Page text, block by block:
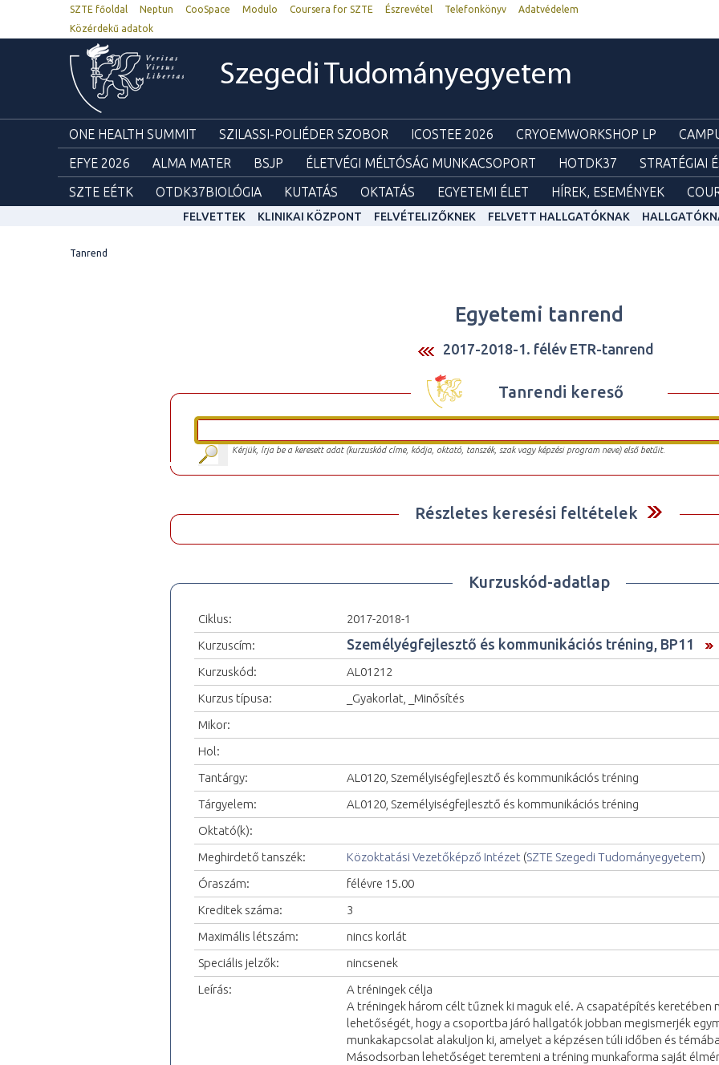
SZTE főoldal Neptun CooSpace Modulo Coursera for SZTE Észrevétel Telefonkönyv
Adatvédelem
Közérdekű adatok
Szegedi Tudományegyetem
ONE HEALTH SUMMIT SZILASSI-POLIÉDER SZOBOR ICOSTEE 2026 CRYOEMWORKSHOP LP
EFYE 2026
ALMA MATER BSJP ÉLETVÉGI MÉLTÓSÁG MUNKACSOPORT HOTDK37 STRATÉGIAI
SZTE EÉTK
OTDK37BIOLÓGIA KUTATÁS OKTATÁS EGYETEMI ÉLET HÍREK, ESEMÉNYEK
FELVETTEK KLINIKAI KÖZPONT FELVÉTELIZŐKNEK FELVETT HALLGATÓKNAK
Tanrend
Egyetemi tanrend
2017-2018-1. félév ETR-tanrend
Tanrendi kereső
Kérjük, írja be a keresett adat (kurzuskód címe, kódja, oktató, tanszék, szak vagy képzési program neve) első betűit.
Részletes keresési feltételek
Kurzuskód-adatlap
Ciklus:
2017-2018-1
Kurzuscím:
Személyégfejlesztő és kommunikációs tréning, BP11
Kurzuskód:
AL01212
Kurzus típusa:
_Gyakorlat, _Minősítés
Mikor:
Hol:
Tantárgy:
AL0120, Személyiségfejlesztő és kommunikációs tréning
Tárgyelem:
AL0120, Személyiségfejlesztő és kommunikációs tréning
Oktató(k):
Meghirdető tanszék:
Közoktatási Vezetőképző Intézet (SZTE Szegedi Tudományegyetem)
Óraszám:
félévre 15.00
Kreditek száma:
3
Maximális létszám:
nincs korlát
Speciális jelzők:
nincsenek
Leírás:
A tréningek célja
A tréningek három célt tűznek ki maguk elé. A csapatépítés keretében
lehetőségét, hogy a csoportba járó hallgatók jobban megismerjék
munkakapcsolat alakuljon ki, amelyet a képzésen túli időben és
Másodsorban lehetőséget teremteni a tréning munkaforma saját